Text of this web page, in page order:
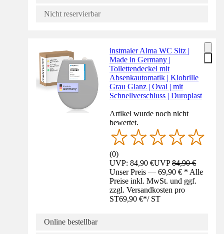
Nicht reservierbar
instmaier Alma WC Sitz |
Made in Germany |
Toilettendeckel mit
Absenkautomatik | Klobrille
Grau Glanz | Oval | mit
Schnellverschluss | Duroplast
Artikel wurde noch nicht
bewertet.
(0)
UVP: 84,90 €UVP84,90 €
Unser Preis — 69,90 € * Alle
Preise inkl. MwSt. und ggf.
zzgl. Versandkosten pro
ST69,90 €*/ ST
Online bestellbar